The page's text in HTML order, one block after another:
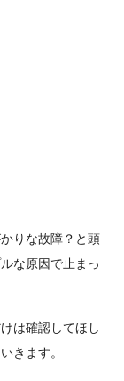
りな故障？と頭
な原因で止まっ
は確認してほし
きます。